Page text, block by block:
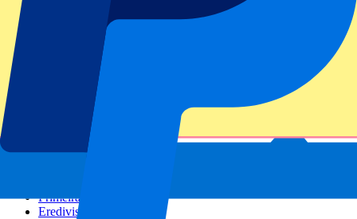
Voetbalcompetities
Champions League
Premier League
Serie A
Primeira Liga
Eredivisie